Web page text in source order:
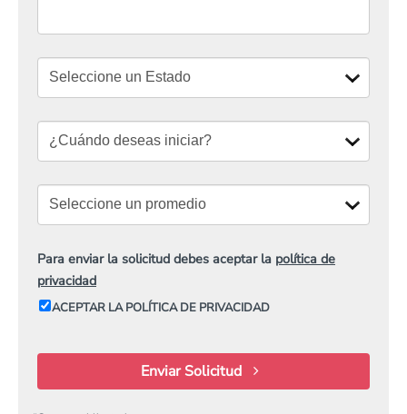
Para enviar la solicitud debes aceptar la política de
privacidad
ACEPTAR LA POLÍTICA DE PRIVACIDAD
Enviar Solicitud